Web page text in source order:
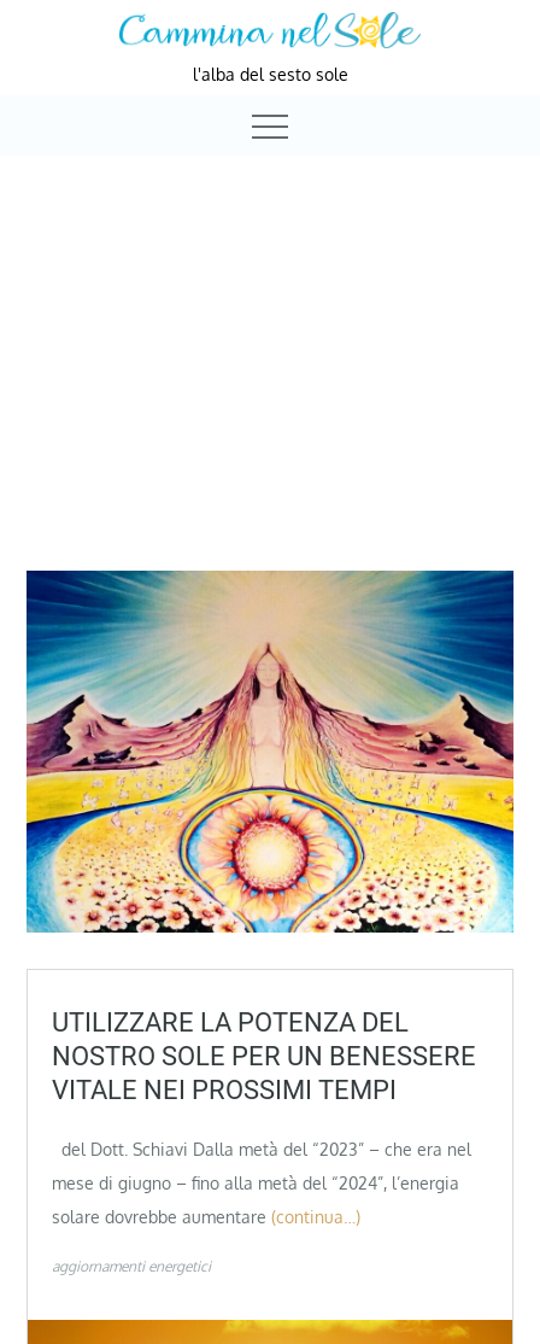
l'alba del sesto sole
UTILIZZARE LA POTENZA DEL
NOSTRO SOLE PER UN BENESSERE
VITALE NEI PROSSIMI TEMPI
del Dott. Schiavi Dalla metà del “2023” – che era nel
mese di giugno – fino alla metà del “2024”, l’energia
solare dovrebbe aumentare (continua…)
aggiornamenti energetici